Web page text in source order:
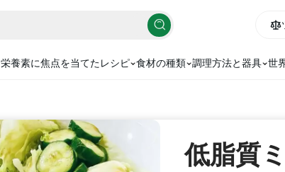
栄養素に焦点を当てたレシピ 食材の種類 調理方法と器具 世
低脂質